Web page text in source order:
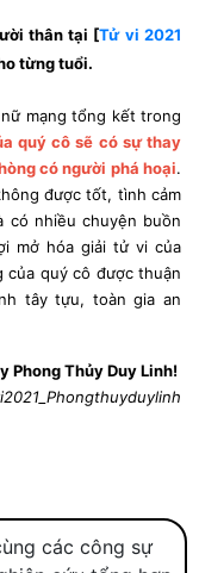
thân tại [Tử vi 2021
từng tuổi.
mạng tổng kết trong
quý cô sẽ có sự thay
có người phá hoại.
được tốt, tình cảm
có nhiều chuyện buồn
mở hóa giải tử vi của
của quý cô được thuận
tây tựu, toàn gia an
Phong Thủy Duy Linh!
các công sự